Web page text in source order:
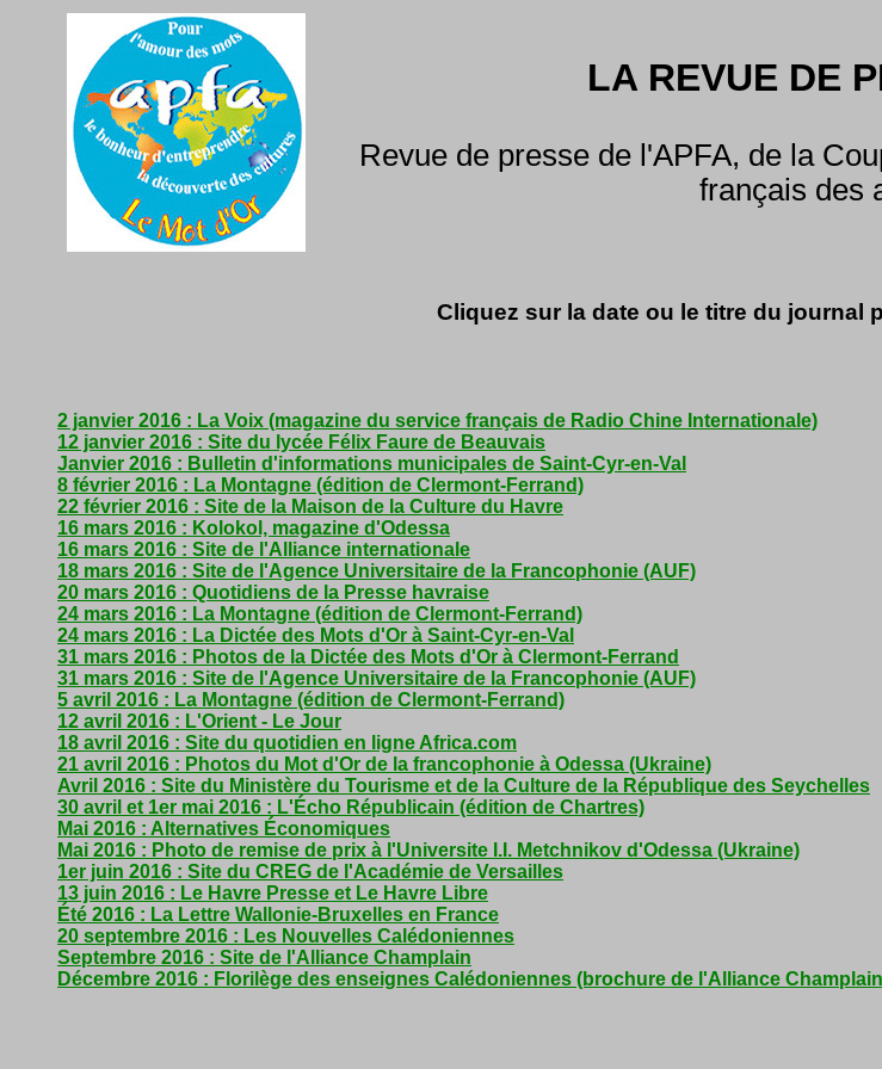
LA REVUE DE
Revue de presse de l'APFA, de la
français des
Cliquez sur la date ou le titre du journal
2 janvier 2016 : La Voix (magazine du service français de Radio Chine Internationale)
12 janvier 2016 : Site du lycée Félix Faure de Beauvais
Janvier 2016 : Bulletin d'informations municipales de Saint-Cyr-en-Val
8 février 2016 : La Montagne (édition de Clermont-Ferrand)
22 février 2016 : Site de la Maison de la Culture du Havre
16 mars 2016 : Kolokol, magazine d'Odessa
16 mars 2016 : Site de l'Alliance internationale
18 mars 2016 : Site de l'Agence Universitaire de la Francophonie (AUF)
20 mars 2016 : Quotidiens de la Presse havraise
24 mars 2016 : La Montagne (édition de Clermont-Ferrand)
24 mars 2016 : La Dictée des Mots d'Or à Saint-Cyr-en-Val
31 mars 2016 : Photos de la Dictée des Mots d'Or à Clermont-Ferrand
31 mars 2016 : Site de l'Agence Universitaire de la Francophonie (AUF)
5 avril 2016 : La Montagne (édition de Clermont-Ferrand)
12 avril 2016 : L'Orient - Le Jour
18 avril 2016 : Site du quotidien en ligne Africa.com
21 avril 2016 : Photos du Mot d'Or de la francophonie à Odessa (Ukraine)
Avril 2016 : Site du Ministère du Tourisme et de la Culture de la République des Seychelles
30 avril et 1er mai 2016 : L'Écho Républicain (édition de Chartres)
Mai 2016 : Alternatives Économiques
Mai 2016 : Photo de remise de prix à l'Universite I.I. Metchnikov d'Odessa (Ukraine)
1er juin 2016 : Site du CREG de l'Académie de Versailles
13 juin 2016 : Le Havre Presse et Le Havre Libre
Été 2016 : La Lettre Wallonie-Bruxelles en France
20 septembre 2016 : Les Nouvelles Calédoniennes
Septembre 2016 : Site de l'Alliance Champlain
Décembre 2016 : Florilège des enseignes Calédoniennes (brochure de l'Alliance